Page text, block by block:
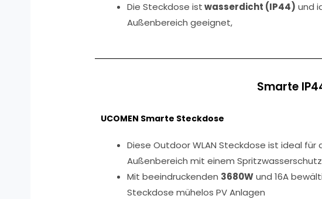
Die Steckdose istwasserdicht (IP44) und
Außenbereich geeignet,
Smarte
UCOMEN Smarte Steckdose
Diese Outdoor WLAN Steckdose ist ideal für
Außenbereich mit einem
Mit beeindruckenden 3680Wund 16A
Steckdose mühelos PV Anlagen